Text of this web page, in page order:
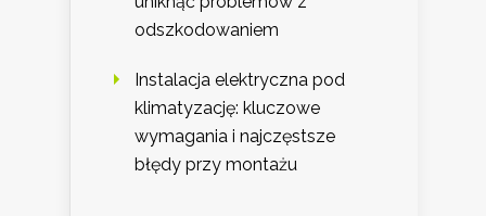
odszkodowaniem
Instalacja elektryczna pod
klimatyzację: kluczowe
wymagania i najczęstsze
błędy przy montażu